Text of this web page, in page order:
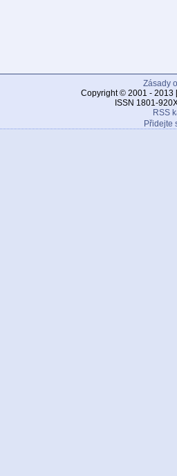
Zásady
Copyright © 2001 - 2013
ISSN 1801-
RSS
Přidejte